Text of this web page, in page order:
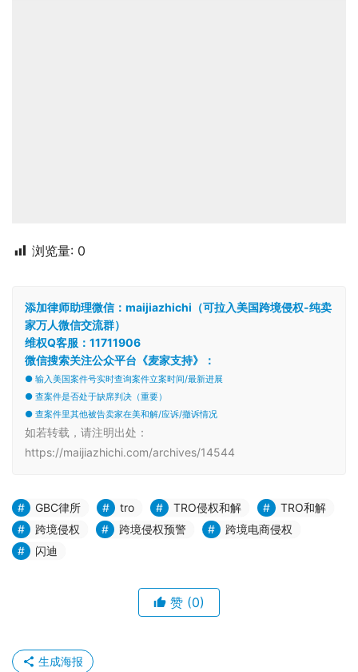
浏览量: 0
添加律师助理微信：maijiazhichi（可拉入美国跨境侵权-纯卖
家万人微信交流群）
维权Q客服：11711906
微信搜索关注公众平台《麦家支持》：
● 输入美国案件号实时查询案件立案时间/最新进展
● 查案件是否处于缺席判决（重要）
● 查案件里其他被告卖家在美和解/应诉/撤诉情况
如若转载，请注明出处：
https://maijiazhichi.com/archives/14544
GBC律所 tro TRO侵权和解
TRO和解
跨境侵权
跨境侵权预警
跨境电商侵权
闪迪
赞 (0)
生成海报